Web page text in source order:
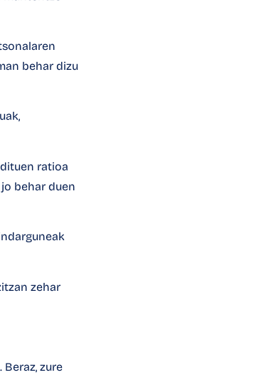
behar dizu
ratioa
behar duen
zehar
zure